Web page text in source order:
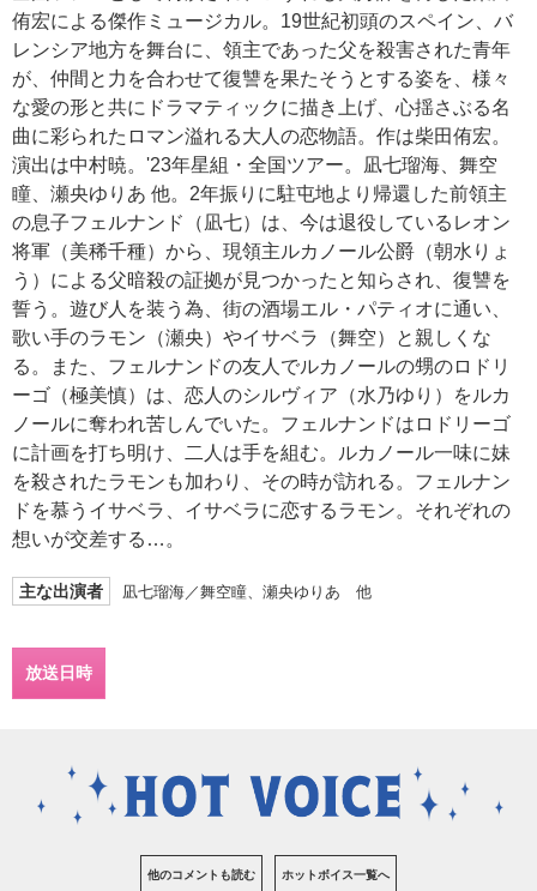
侑宏による傑作ミュージカル。19世紀初頭のスペイン、バ
レンシア地方を舞台に、領主であった父を殺害された青年
が、仲間と力を合わせて復讐を果たそうとする姿を、様々
な愛の形と共にドラマティックに描き上げ、心揺さぶる名
曲に彩られたロマン溢れる大人の恋物語。作は柴田侑宏。
演出は中村暁。'23年星組・全国ツアー。凪七瑠海、舞空
瞳、瀬央ゆりあ 他。2年振りに駐屯地より帰還した前領主
の息子フェルナンド（凪七）は、今は退役しているレオン
将軍（美稀千種）から、現領主ルカノール公爵（朝水りょ
う）による父暗殺の証拠が見つかったと知らされ、復讐を
誓う。遊び人を装う為、街の酒場エル・パティオに通い、
歌い手のラモン（瀬央）やイサベラ（舞空）と親しくな
る。また、フェルナンドの友人でルカノールの甥のロドリ
ーゴ（極美慎）は、恋人のシルヴィア（水乃ゆり）をルカ
ノールに奪われ苦しんでいた。フェルナンドはロドリーゴ
に計画を打ち明け、二人は手を組む。ルカノール一味に妹
を殺されたラモンも加わり、その時が訪れる。フェルナン
ドを慕うイサベラ、イサベラに恋するラモン。それぞれの
想いが交差する…。
主な出演者 凪七瑠海／舞空瞳、瀬央ゆりあ 他
放送日時
他のコメントも読む ホットボイス一覧へ